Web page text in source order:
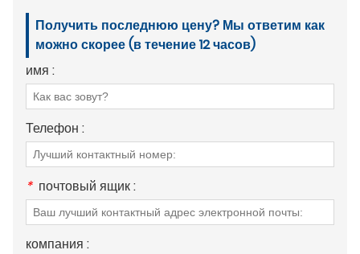
Получить последнюю цену? Мы ответим как
можно скорее (в течение 12 часов)
имя :
Телефон :
* почтовый ящик :
компания :